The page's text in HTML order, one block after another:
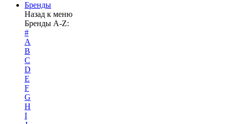
Бренды
Назад к меню
Бренды A-Z:
#
A
B
C
D
E
F
G
H
I